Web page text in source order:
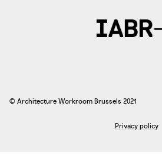
© Architecture Workroom Brussels 2021
Privacy policy